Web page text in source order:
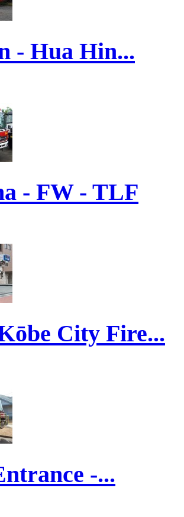
- Hua Hin...
- FW - TLF
City Fire...
-...